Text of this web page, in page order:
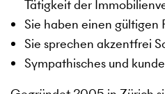
Tätigkeit der
Sie haben einen gültigen
Sie sprechen akzentfrei
Sympathisches und